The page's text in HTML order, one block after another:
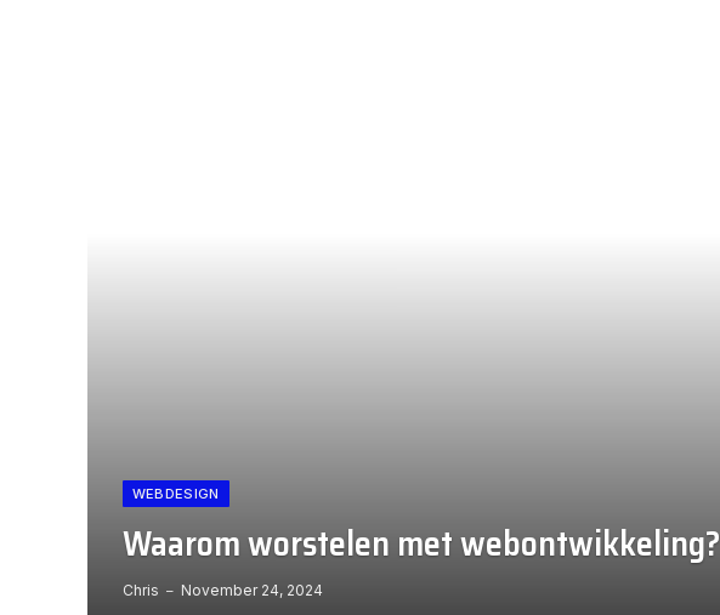
WEBDESIGN
Waarom worstelen met webontwikkeling?
Chris November 24, 2024